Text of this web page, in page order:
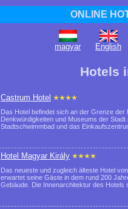
ONLINE
magyar English
Hotels
Castrum Hotel
Das Hotel befindet sich an der Grenze
Denkwürdigkeiten und Museums der
Stadtschwimmbad und das
Hotel Magyar Király
Das neueste und zugleich älteste Hotel
erwartet seine Gäste in dem rund 200
Gebäude. Die Innenarchitektur des